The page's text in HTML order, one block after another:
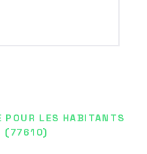
POUR LES HABITANTS
(77610)